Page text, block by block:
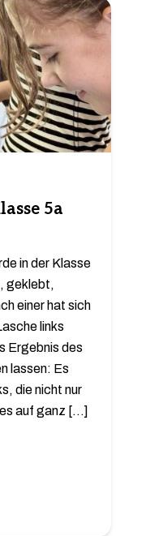
5a
in der Klasse
geklebt,
einer hat sich
links
Ergebnis des
lassen: Es
die nicht nur
auf ganz […]